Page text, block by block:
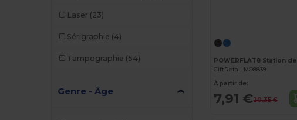
Laser (23)
Sérigraphie (4)
Tampographie (54)
Genre - Âge
GiftRetail MO8839
À partir de:
7,91 €20,35 €